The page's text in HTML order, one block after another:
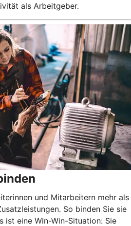
als Arbeitgeber.
und Mitarbeitern mehr als
So binden Sie sie
ist eine Win-Win-Situation: Sie